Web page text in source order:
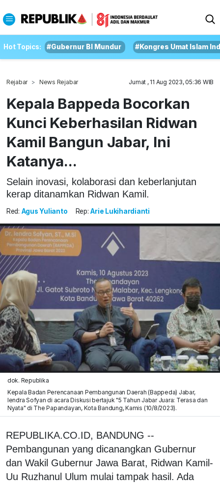
Hot Topics: #Gubernur BI Mundur #Kongres Umat Islam
Rejabar News Rejabar Jumat , 11 Aug 2023, 05:36 WIB
Kepala Bappeda Bocorkan
Kunci Keberhasilan Ridwan
Kamil Bangun Jabar, Ini
Katanya...
Selain inovasi, kolaborasi dan keberlanjutan
kerap ditanamkan Ridwan Kamil.
Red: Agus Yulianto Rep: Arie Lukihardianti
dok. Republika
Kepala Badan Perencanaan Pembangunan Daerah (Bappeda) Jabar,
Iendra Sofyan di acara Diskusi bertajuk "5 Tahun Jabar Juara: Terasa dan
Nyata" di The Papandayan, Kota Bandung, Kamis (10/8/2023).
REPUBLIKA.CO.ID, BANDUNG --
Pembangunan yang dicanangkan Gubernur
dan Wakil Gubernur Jawa Barat, Ridwan Kamil-
Uu Ruzhanul Ulum mulai tampak hasil. Ada